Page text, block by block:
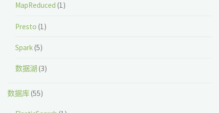
MapReduced (1)
Presto (1)
Spark(5)
数据湖 (3)
数据库(55)